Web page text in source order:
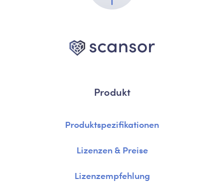
Produkt
Produktspezifikationen
Lizenzen & Preise
Lizenzempfehlung